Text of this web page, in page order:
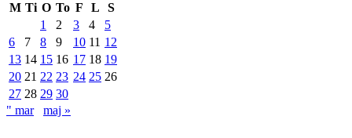
M Ti O To F L
S
1
2 3 4
5
6
7 8 9 10 11 12
13 14 15 16 17 18 19
20 21 22 23 24 25 26
27 28 29 30
" mar
maj »